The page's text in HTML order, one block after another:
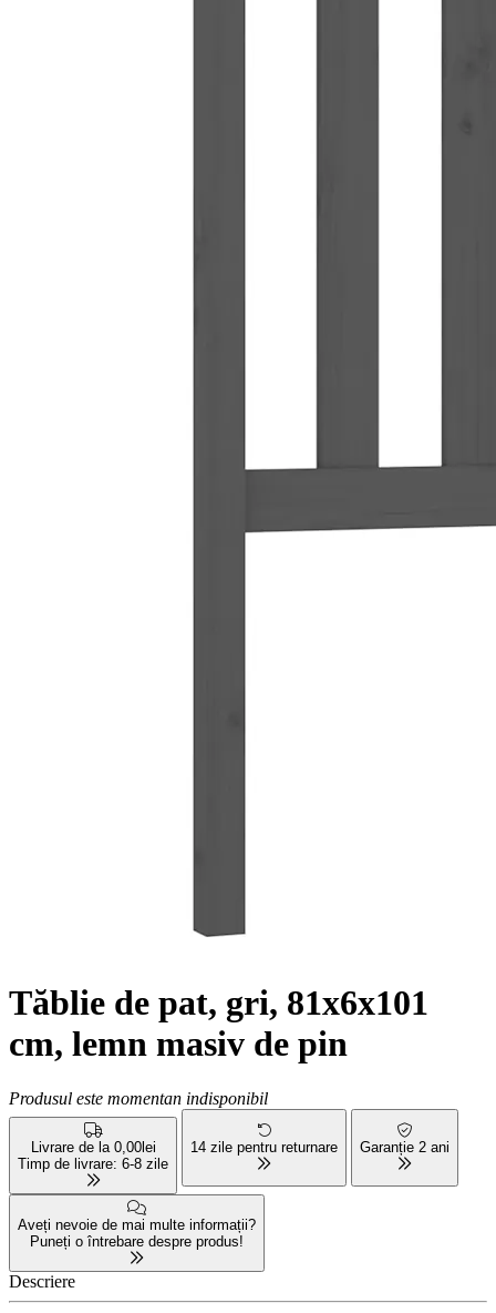
Tăblie de pat, gri, 81x6x101
cm, lemn masiv de pin
Produsul este momentan indisponibil
Livrare de la 0,00lei
Timp de livrare: 6-8 zile
14 zile pentru returnare Garanție 2 ani
Aveți nevoie de mai multe informații?
Puneți o întrebare despre produs!
Descriere